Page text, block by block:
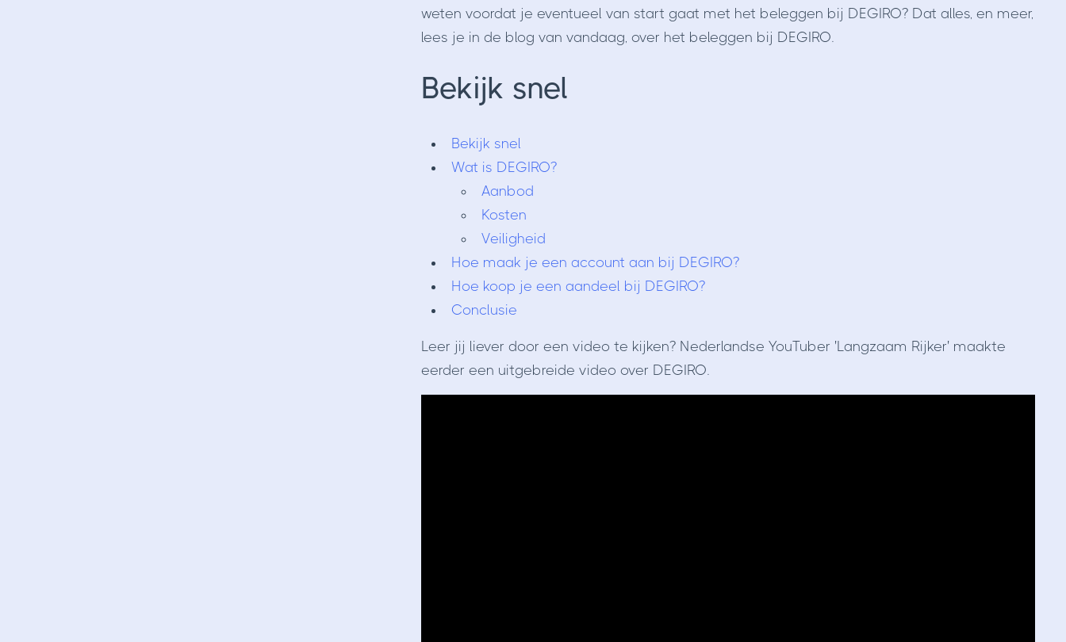
weten voordat je eventueel van start gaat met het beleggen bij DEGIRO? Dat alles, en meer,
lees je in de blog van vandaag, over het beleggen bij DEGIRO.
Bekijk snel
Bekijk snel
Wat is DEGIRO?
Aanbod
Kosten
Veiligheid
Hoe maak je een account aan bij DEGIRO?
Hoe koop je een aandeel bij DEGIRO?
Conclusie
Leer jij liever door een video te kijken? Nederlandse YouTuber 'Langzaam Rijker' maakte
eerder een uitgebreide video over DEGIRO.